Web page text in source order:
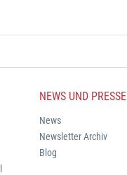
NEWS UND PRESSE
News
Newsletter Archiv
Blog